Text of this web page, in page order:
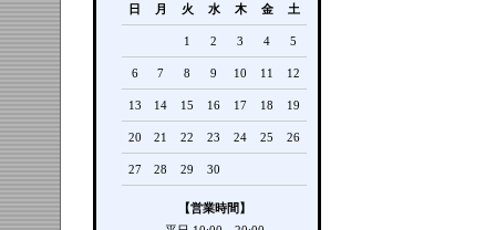
日
月 火 水 木 金 土
1 2 3 4 5
6 7 8 9 10 11 12
13 14 15 16 17 18 19
20 21 22 23 24 25 26
27 28 29 30
【営業時間】